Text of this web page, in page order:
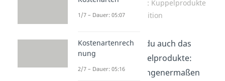
Kuppelkalkulation: Kuppelprodukte
Definition
Und schon siehst du auch das
Problem der Kuppelprodukte:
Wenn man gezwungenermaßen
1/7 – Dauer: 05:07
Kostenartenrech
nung
2/7 – Dauer: 05:16